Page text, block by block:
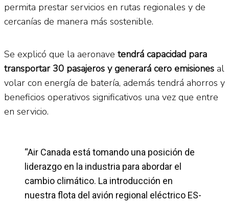
permita prestar servicios en rutas regionales y de
cercanías de manera más sostenible.
Se explicó que la aeronave tendrá capacidad para
transportar 30 pasajeros y generará cero emisiones al
volar con energía de batería, además tendrá ahorros y
beneficios operativos significativos una vez que entre
en servicio.
“Air Canada está tomando una posición de
liderazgo en la industria para abordar el
cambio climático. La introducción en
nuestra flota del avión regional eléctrico ES-